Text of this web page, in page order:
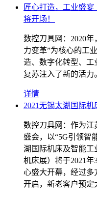
匠心打造，工业盛
将开场！
数控刀具网：2020
力变革”为核心的工
造、数字化转型、工
复苏注入了新的活力
详情
2021无锡太湖国际机
数控刀具网：作为江
盛会，以“5G引领智
湖国际机床及智能工
机床展）将于2021
心盛大开幕，经过多
开启，新老客户预定